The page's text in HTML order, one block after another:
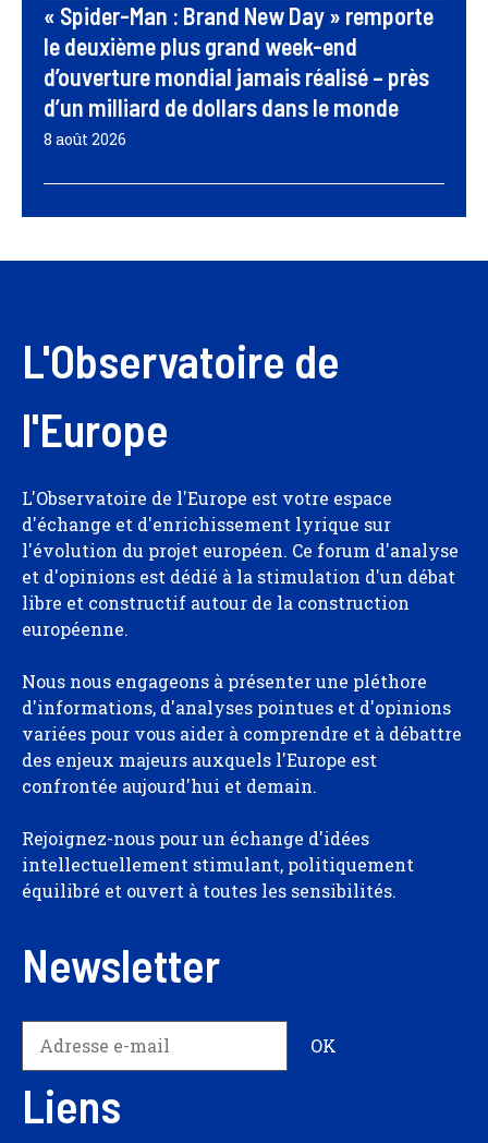
« Spider-Man : Brand New Day » remporte
le deuxième plus grand week-end
d’ouverture mondial jamais réalisé – près
d’un milliard de dollars dans le monde
8 août 2026
L'Observatoire de
l'Europe
L'Observatoire de l'Europe est votre espace
d'échange et d'enrichissement lyrique sur
l'évolution du projet européen. Ce forum d'analyse
et d'opinions est dédié à la stimulation d'un débat
libre et constructif autour de la construction
européenne.
Nous nous engageons à présenter une pléthore
d'informations, d'analyses pointues et d'opinions
variées pour vous aider à comprendre et à débattre
des enjeux majeurs auxquels l'Europe est
confrontée aujourd'hui et demain.
Rejoignez-nous pour un échange d'idées
intellectuellement stimulant, politiquement
équilibré et ouvert à toutes les sensibilités.
Newsletter
Liens